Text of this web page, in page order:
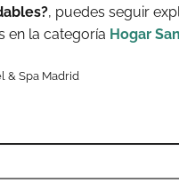
, puedes seguir
en la categoría Hogar
& Spa Madrid